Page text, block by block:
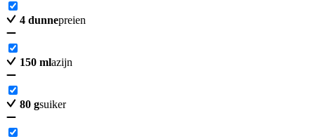
4 dunnepreien
150 mlazijn
80 gsuiker